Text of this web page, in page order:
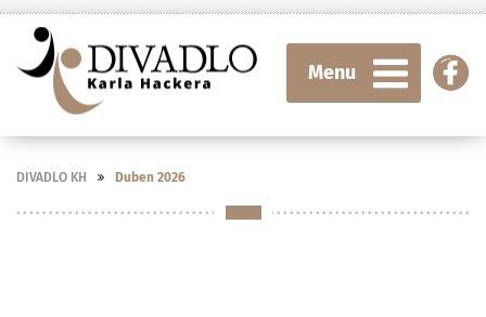
Menu
DIVADLO KH Duben 2026